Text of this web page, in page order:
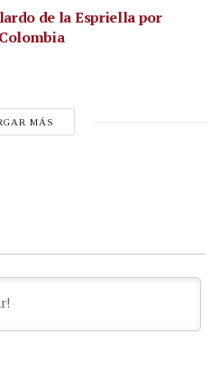
de la Espriella por
MÁS